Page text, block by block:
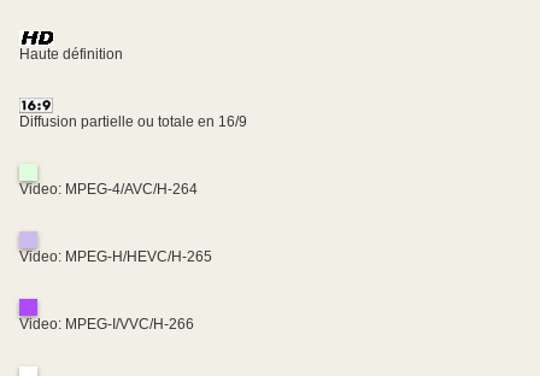
Haute définition
Diffusion partielle ou totale en 16/9
Video: MPEG-4/AVC/H-264
Video: MPEG-H/HEVC/H-265
Video: MPEG-I/VVC/H-266